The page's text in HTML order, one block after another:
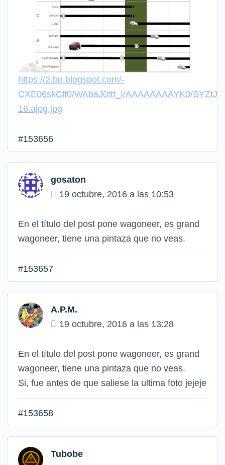
https://2.bp.blogspot.com/-
CXE06skClt0/WAbaJ0ttf_I/AAAAAAAAYK0/
16.ajpg.jpg
#153656
gosaton
19 octubre, 2016 a las 10:53
En el título del post pone wagoneer, es grand
wagoneer, tiene una pintaza que no veas.
#153657
A.P.M.
19 octubre, 2016 a las 13:28
En el título del post pone wagoneer, es grand
wagoneer, tiene una pintaza que no veas.
Si, fue antes de que saliese la ultima foto jejeje
#153658
Tubobe